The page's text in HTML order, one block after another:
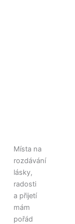
Místa na
rozdávání
lásky,
radosti
a přijetí
mám
pořád